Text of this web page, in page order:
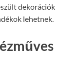
dekorációk
lehetnek.